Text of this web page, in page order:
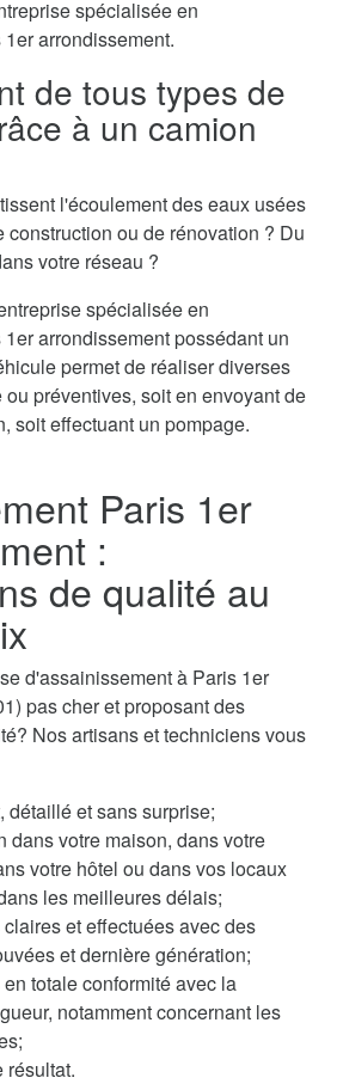
spécialisée en
arrondissement.
de tous types de
à un camion
l'écoulement des eaux usées
construction ou de rénovation ? Du
votre réseau ?
spécialisée en
arrondissement possédant un
permet de réaliser diverses
préventives, soit en envoyant de
soit effectuant un pompage.
Paris 1er
:
de qualité au
d'assainissement à Paris 1er
pas cher et proposant des
Nos artisans et techniciens vous
détaillé et sans surprise;
dans votre maison, dans votre
votre hôtel ou dans vos locaux
les meilleures délais;
et effectuées avec des
et dernière génération;
totale conformité avec la
notamment concernant les
résultat.